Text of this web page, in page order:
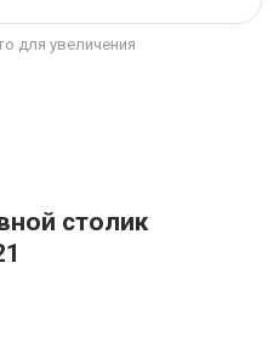
для увеличения
столик